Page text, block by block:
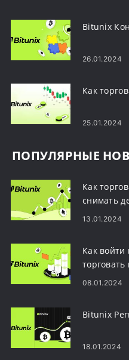
Bitunix
26.01.2024
Как
25.01.2024
ПОПУЛЯРНЫЕ
Как
снимать
13.01.2024
Как войти
08.01.2024
Bitunix
18.01.2024